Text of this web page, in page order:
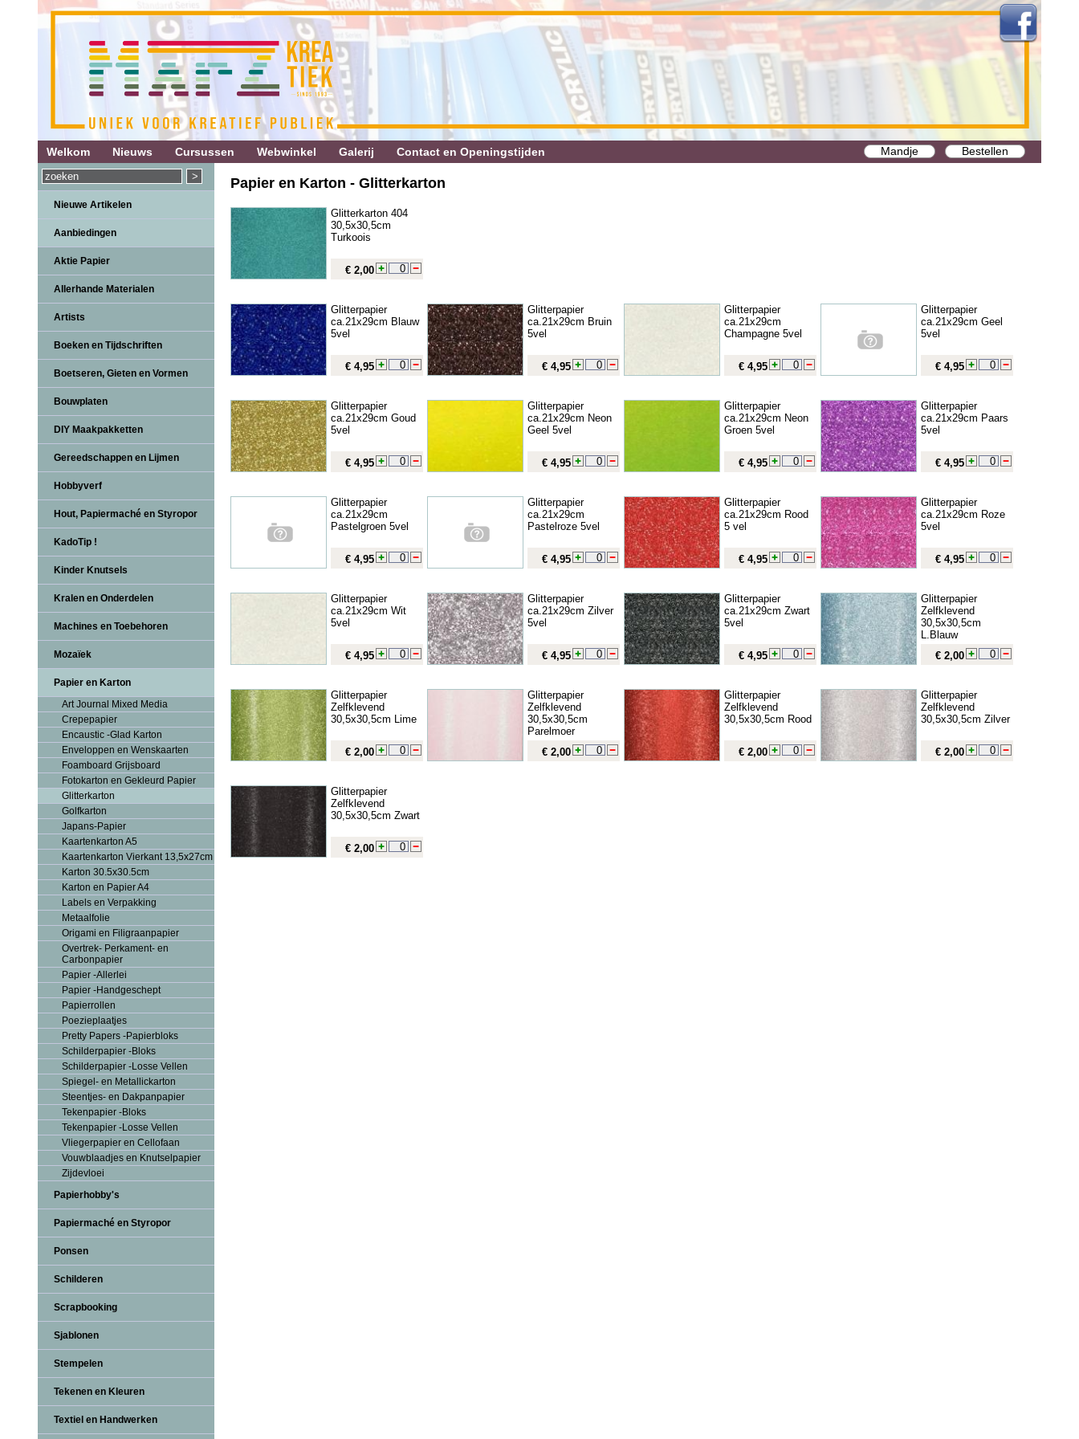
Welkom Nieuws Cursussen Webwinkel Galerij Contact en Openingstijden Mandje Bestellen
Nieuwe Artikelen
Aanbiedingen
Aktie Papier
Allerhande Materialen
Artists
Boeken en Tijdschriften
Boetseren, Gieten en Vormen
Bouwplaten
DIY Maakpakketten
Gereedschappen en Lijmen
Hobbyverf
Hout, Papiermaché en Styropor
KadoTip !
Kinder Knutsels
Kralen en Onderdelen
Machines en Toebehoren
Mozaïek
Papier en Karton
Art Journal Mixed Media
Crepepapier
Encaustic -Glad Karton
Enveloppen en Wenskaarten
Foamboard Grijsboard
Fotokarton en Gekleurd Papier
Glitterkarton
Golfkarton
Japans-Papier
Kaartenkarton A5
Kaartenkarton Vierkant 13,5x27cm
Karton 30.5x30.5cm
Karton en Papier A4
Labels en Verpakking
Metaalfolie
Origami en Filigraanpapier
Overtrek- Perkament- en
Carbonpapier
Papier -Allerlei
Papier -Handgeschept
Papierrollen
Poezieplaatjes
Pretty Papers -Papierbloks
Schilderpapier -Bloks
Schilderpapier -Losse Vellen
Spiegel- en Metallickarton
Steentjes- en Dakpanpapier
Tekenpapier -Bloks
Tekenpapier -Losse Vellen
Vliegerpapier en Cellofaan
Vouwblaadjes en Knutselpapier
Zijdevloei
Papierhobby's
Papiermaché en Styropor
Ponsen
Schilderen
Scrapbooking
Sjablonen
Stempelen
Tekenen en Kleuren
Textiel en Handwerken
Papier en Karton - Glitterkarton
Glitterkarton 404
30,5x30,5cm
Turkoois
€ 2,00
Glitterpapier
ca.21x29cm Blauw
5vel
€ 4,95
Glitterpapier
ca.21x29cm Bruin
5vel
€ 4,95
Glitterpapier
ca.21x29cm
Champagne 5vel
€ 4,95
Glitterpapier
ca.21x29cm Geel
5vel
€ 4,95
Glitterpapier
ca.21x29cm Goud
5vel
€ 4,95
Glitterpapier
ca.21x29cm Neon
Geel 5vel
€ 4,95
Glitterpapier
ca.21x29cm Neon
Groen 5vel
€ 4,95
Glitterpapier
ca.21x29cm Paars
5vel
€ 4,95
Glitterpapier
ca.21x29cm
Pastelgroen 5vel
€ 4,95
Glitterpapier
ca.21x29cm
Pastelroze 5vel
€ 4,95
Glitterpapier
ca.21x29cm Rood
5 vel
€ 4,95
Glitterpapier
ca.21x29cm Roze
5vel
€ 4,95
Glitterpapier
ca.21x29cm Wit
5vel
€ 4,95
Glitterpapier
ca.21x29cm Zilver
5vel
€ 4,95
Glitterpapier
ca.21x29cm Zwart
5vel
€ 4,95
Glitterpapier
Zelfklevend
30,5x30,5cm
L.Blauw
€ 2,00
Glitterpapier
Zelfklevend
30,5x30,5cm Lime
€ 2,00
Glitterpapier
Zelfklevend
30,5x30,5cm
Parelmoer
€ 2,00
Glitterpapier
Zelfklevend
30,5x30,5cm Rood
€ 2,00
Glitterpapier
Zelfklevend
30,5x30,5cm Zilver
€ 2,00
Glitterpapier
Zelfklevend
30,5x30,5cm Zwart
€ 2,00